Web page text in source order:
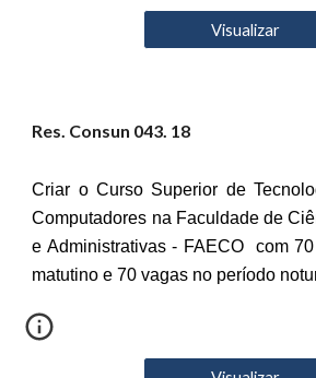
Visualizar
Res. Consun 043. 18
Criar o Curso Superior de
Computadores na Faculdade de
e Administrativas - FAECO com
matutino e 70 vagas no período